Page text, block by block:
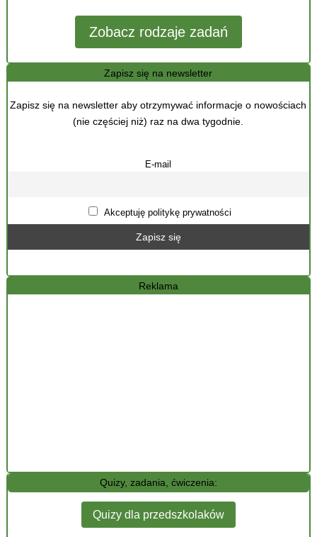
Zobacz rodzaje zadań
Zapisz się na newsletter
Zapisz się na newsletter aby otrzymywać informacje o nowościach
(nie częściej niż) raz na dwa tygodnie.
E-mail
Akceptuję politykę prywatności
Reklama
Quizy, zadania, ćwiczenia:
Quizy dla przedszkolaków